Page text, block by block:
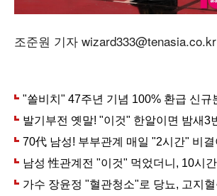
조준원 기자 wizard333@tenasia.co.kr